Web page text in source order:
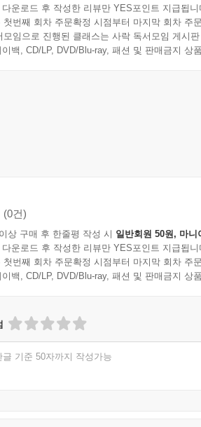
운로드 후 작성한 리뷰만 YES포인트 지급됩니
첫번째 회차 주문확정 시점부터 마지막 회차 주
모임으로 진행된 클래스는 사락 독서모임 게시
백, CD/LP, DVD/Blu-ray, 패션 및 판매금지 상
(0건)
상 구매 후 한줄평 작성 시 일반회원 50원, 마니
운로드 후 작성한 리뷰만 YES포인트 지급됩니
첫번째 회차 주문확정 시점부터 마지막 회차 주
백, CD/LP, DVD/Blu-ray, 패션 및 판매금지 상
글 기준 50자까지 작성가능